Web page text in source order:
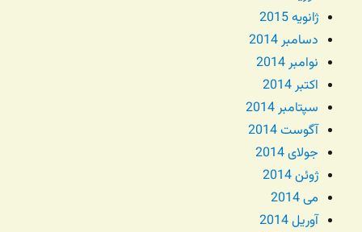
ژانویه 2015
دسامبر 2014
نوامبر 2014
اکتبر 2014
سپتامبر 2014
آگوست 2014
جولای 2014
ژوئن 2014
می 2014
آوریل 2014